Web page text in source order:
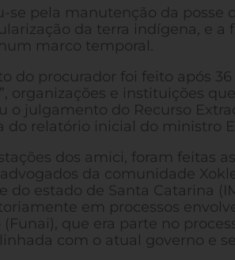
se pela manutenção da posse
da terra indígena, e a
marco temporal.
do procurador foi feito após
organizações e instituições
o julgamento do Recurso
do relatório inicial do ministro
dos amici, foram feitas
da comunidade
do estado de Santa Catarina
em processos
que era parte no
com o atual governo e